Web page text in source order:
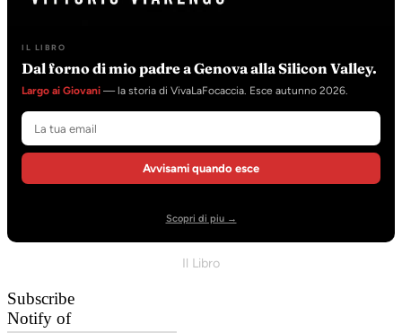
IL LIBRO
Dal forno di mio padre a Genova alla Silicon Valley.
Largo ai Giovani — la storia di VivaLaFocaccia. Esce autunno 2026.
Avvisami quando esce
Scopri di piu →
Il Libro
Subscribe
Notify of